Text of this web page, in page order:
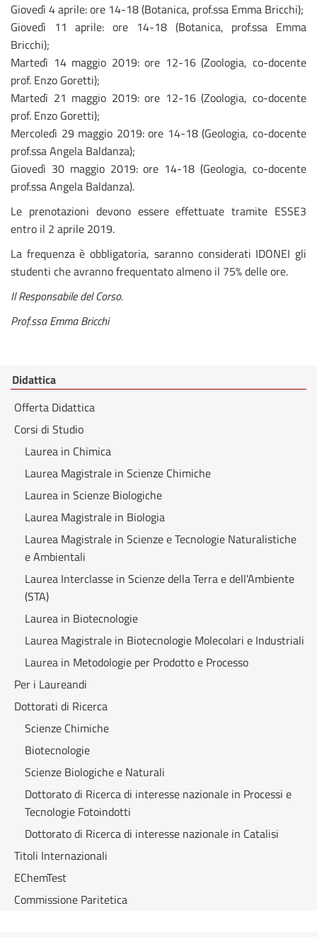
Giovedì 4 aprile: ore 14-18 (Botanica, prof.ssa Emma Bricchi);
Giovedì 11 aprile: ore 14-18 (Botanica, prof.ssa Emma
Bricchi);
Martedì 14 maggio 2019: ore 12-16 (Zoologia, co-docente
prof. Enzo Goretti);
Martedì 21 maggio 2019: ore 12-16 (Zoologia, co-docente
prof. Enzo Goretti);
Mercoledì 29 maggio 2019: ore 14-18 (Geologia, co-docente
prof.ssa Angela Baldanza);
Giovedì 30 maggio 2019: ore 14-18 (Geologia, co-docente
prof.ssa Angela Baldanza).
Le prenotazioni devono essere effettuate tramite ESSE3
entro il 2 aprile 2019.
La frequenza è obbligatoria, saranno considerati IDONEI gli
studenti che avranno frequentato almeno il 75% delle ore.
Il Responsabile del Corso.
Prof.ssa Emma Bricchi
Didattica
Offerta Didattica
Corsi di Studio
Laurea in Chimica
Laurea Magistrale in Scienze Chimiche
Laurea in Scienze Biologiche
Laurea Magistrale in Biologia
Laurea Magistrale in Scienze e Tecnologie Naturalistiche
e Ambientali
Laurea Interclasse in Scienze della Terra e dell'Ambiente
(STA)
Laurea in Biotecnologie
Laurea Magistrale in Biotecnologie Molecolari e Industriali
Laurea in Metodologie per Prodotto e Processo
Per i Laureandi
Dottorati di Ricerca
Scienze Chimiche
Biotecnologie
Scienze Biologiche e Naturali
Dottorato di Ricerca di interesse nazionale in Processi e
Tecnologie Fotoindotti
Dottorato di Ricerca di interesse nazionale in Catalisi
Titoli Internazionali
EChemTest
Commissione Paritetica